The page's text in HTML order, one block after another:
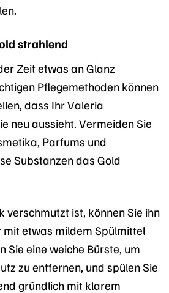
strahlend
Zeit etwas an Glanz
Pflegemethoden können
dass Ihr Valeria
neu aussieht. Vermeiden Sie
Parfums und
Substanzen das Gold
verschmutzt ist, können Sie ihn
etwas mildem Spülmittel
Sie eine weiche Bürste, um
zu entfernen, und spülen Sie
gründlich mit klarem